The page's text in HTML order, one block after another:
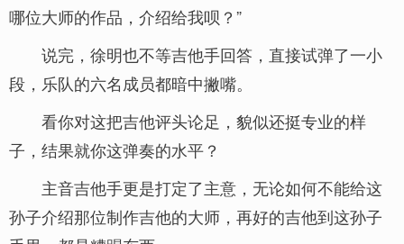
哪位大师的作品，介绍给我呗？”
说完，徐明也不等吉他手回答，直接试弹了一小
段，乐队的六名成员都暗中撇嘴。
看你对这把吉他评头论足，貌似还挺专业的样
子，结果就你这弹奏的水平？
主音吉他手更是打定了主意，无论如何不能给这
孙子介绍那位制作吉他的大师，再好的吉他到这孙子